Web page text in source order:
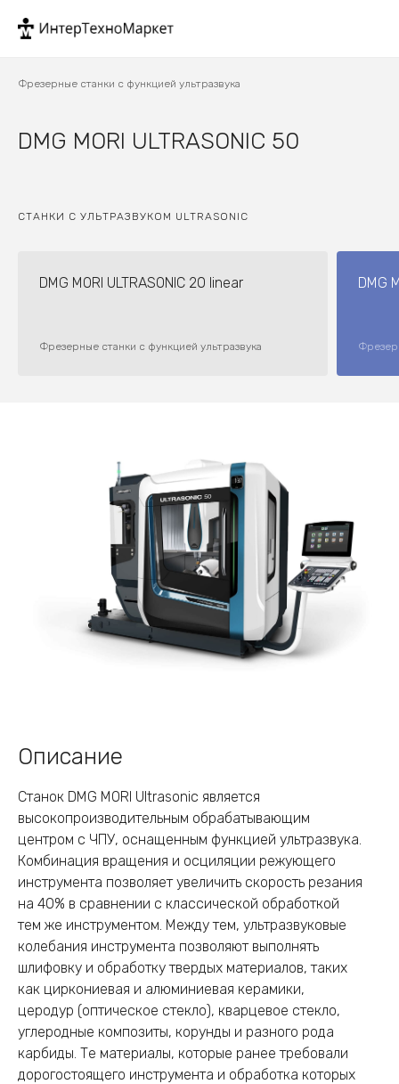
Фрезерные станки с функцией ультразвука
DMG MORI ULTRASONIC 50
СТАНКИ С УЛЬТРАЗВУКОМ ULTRASONIC
DMG MORI ULTRASONIC 20 linear
Фрезерные станки с функцией ультразвука
DMG
Описание
Станок DMG MORI Ultrasonic является
высокопроизводительным обрабатывающим
центром с ЧПУ, оснащенным функцией ультразвука.
Комбинация вращения и осциляции режующего
инструмента позволяет увеличить скорость резания
на 40% в сравнении с классической обработкой
тем же инструментом. Между тем, ультразвуковые
колебания инструмента позволяют выполнять
шлифовку и обработку твердых материалов, таких
как циркониевая и алюминиевая керамики,
церодур (оптическое стекло), кварцевое стекло,
углеродные композиты, корунды и разного рода
карбиды. Те материалы, которые ранее требовали
дорогостоящего инструмента и обработка которых